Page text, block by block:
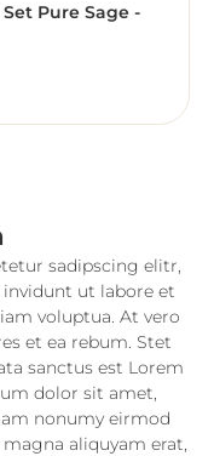
Pure Sage -
sadipscing elitr,
ut labore et
voluptua. At vero
et ea rebum. Stet
sanctus est Lorem
dolor sit amet,
nonumy eirmod
aliquyam erat,